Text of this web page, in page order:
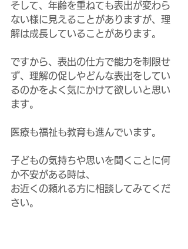
そして、年齢を重ねても表出が変わら
ない様に見えることがありますが、理
解は成長していることがあります。
ですから、表出の仕方で能力を制限せ
ず、理解の促しやどんな表出をしてい
るのかをよく気にかけて欲しいと思い
ます。
医療も福祉も教育も進んでいます。
子どもの気持ちや思いを聞くことに何
か不安がある時は、
お近くの頼れる方に相談してみてくだ
さい。